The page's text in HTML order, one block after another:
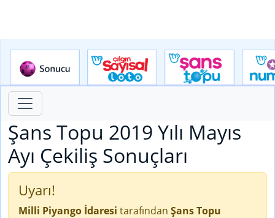
Şans Topu 2019 Yılı Mayıs
Ayı Çekiliş Sonuçları
Uyarı!
Milli Piyango İdaresi tarafından Şans Topu